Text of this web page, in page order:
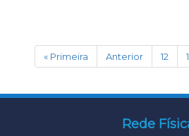
« Primeira Anterior 12
Rede